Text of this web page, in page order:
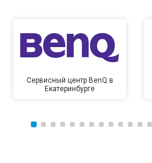
Сервисный центр BenQ в
Екатеринбурге